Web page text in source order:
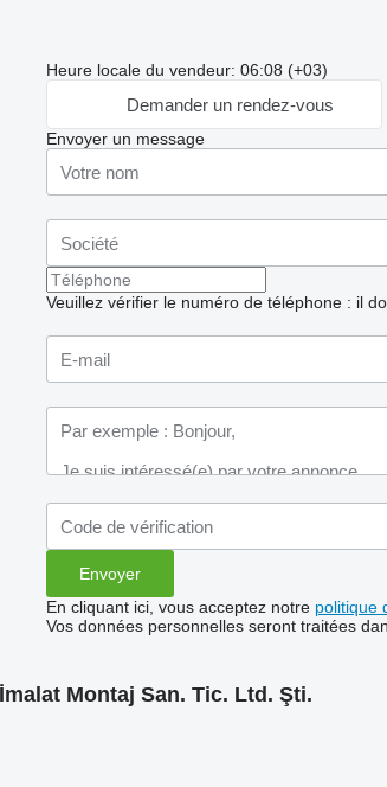
Heure locale du vendeur: 06:08 (+03)
Demander un rendez-vous
Envoyer un message
Veuillez vérifier le numéro de téléphone : il
En cliquant ici, vous acceptez notre politique
Vos données personnelles seront traitées
Montaj San. Tic. Ltd. Şti.